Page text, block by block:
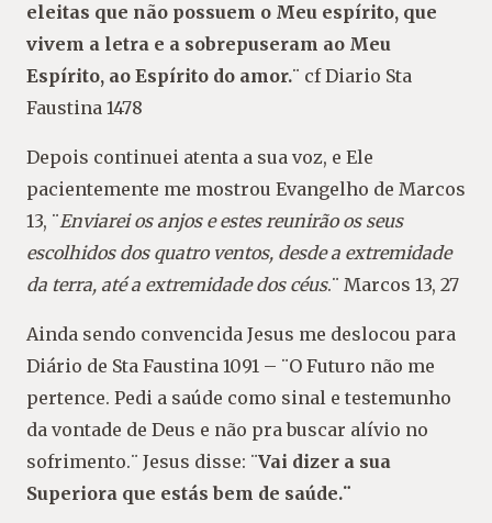
eleitas que não possuem o Meu espírito, que
vivem a letra e a sobrepuseram ao Meu
Espírito, ao Espírito do amor.¨ cf Diario Sta
Faustina 1478
Depois continuei atenta a sua voz, e Ele
pacientemente me mostrou Evangelho de Marcos
13, ¨Enviarei os anjos e estes reunirão os seus
escolhidos dos quatro ventos, desde a extremidade
da terra, até a extremidade dos céus.¨ Marcos 13, 27
Ainda sendo convencida Jesus me deslocou para
Diário de Sta Faustina 1091 – ¨O Futuro não me
pertence. Pedi a saúde como sinal e testemunho
da vontade de Deus e não pra buscar alívio no
sofrimento.¨ Jesus disse: ¨Vai dizer a sua
Superiora que estás bem de saúde.¨